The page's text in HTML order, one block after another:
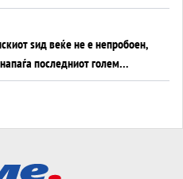
копнена инвазија
ѕид веќе не е непробоен,
последниот голем
на Западот?